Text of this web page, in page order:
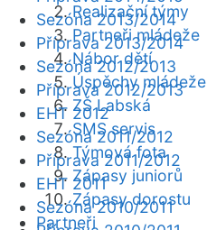
Realizační týmy
Partneři mládeže
Nábor dětí
Úspěchy mládeže
ZŠ Labská
SMS servis
Týmová fota
Zápasy juniorů
Zápasy dorostu
Partneři
Sezóna 2013/2014
Příprava 2013/2014
Sezóna 2012/2013
Příprava 2012/2013
EHT 2012
Sezóna 2011/2012
Příprava 2011/2012
EHT 2011
Sezóna 2010/2011